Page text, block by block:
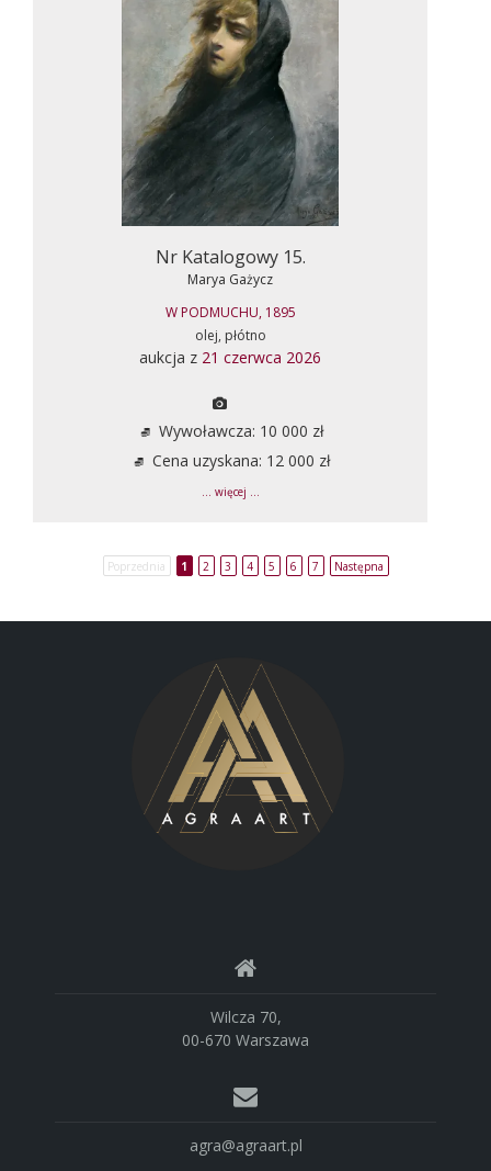
Nr Katalogowy 15.
Marya Gażycz
W PODMUCHU, 1895
olej, płótno
aukcja z 21 czerwca 2026
Wywoławcza: 10 000 zł
Cena uzyskana: 12 000 zł
... więcej ...
Poprzednia 1 2 3 4 5 6 7 Następna
Wilcza 70,
00-670 Warszawa
agra@agraart.pl